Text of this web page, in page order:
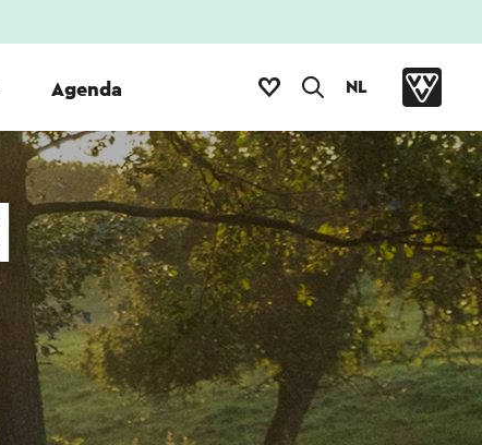
Agenda NL